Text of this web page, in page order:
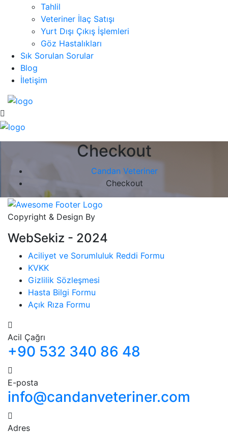
Tahlil
Veteriner İlaç Satışı
Yurt Dışı Çıkış İşlemleri
Göz Hastalıkları
Sık Sorulan Sorular
Blog
İletişim
Checkout
Candan Veteriner
Checkout
Copyright & Design By
WebSekiz - 2024
Aciliyet ve Sorumluluk Reddi Formu
KVKK
Gizlilik Sözleşmesi
Hasta Bilgi Formu
Açık Rıza Formu
Acil Çağrı
+90 532 340 86 48
E-posta
info@candanveteriner.com
Adres